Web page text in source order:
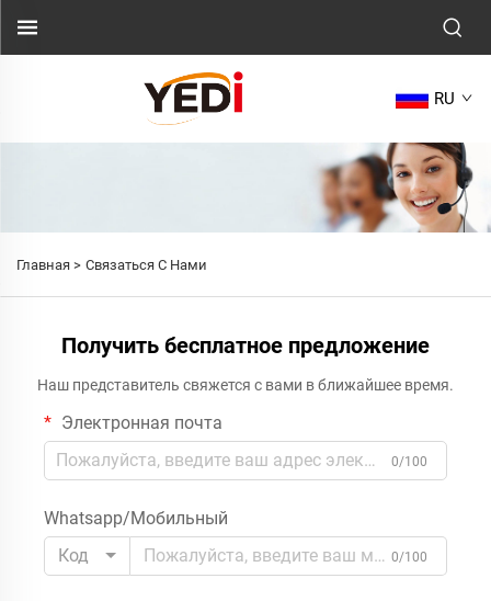
RU
Главная > Связаться С Нами
Получить бесплатное предложение
Наш представитель свяжется с вами в ближайшее время.
Электронная почта
0/100
Whatsapp/Мобильный
Код
0/100